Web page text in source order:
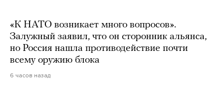
«К НАТО возникает много вопросов».
Залужный заявил, что он сторонник альянса,
но Россия нашла противодействие почти
всему оружию блока
6 часов назад